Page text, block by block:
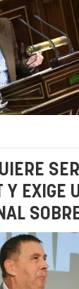
Y EXIGE